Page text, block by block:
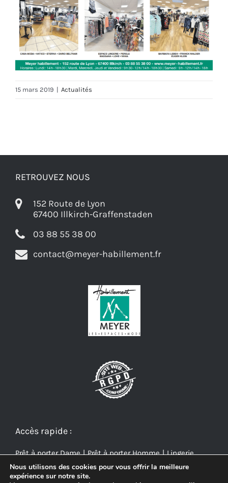
15 mars 2019 | Actualités
RETROUVEZ NOUS
152 Route de Lyon
67400 Illkirch-Graffenstaden
03 88 55 38 00
contact@meyer-habillement.fr
Accès rapide :
Prêt à porter Dame Prêt à porter Homme Lingerie
Nous utilisons des cookies pour vous offrir la meilleure
expérience sur notre site.